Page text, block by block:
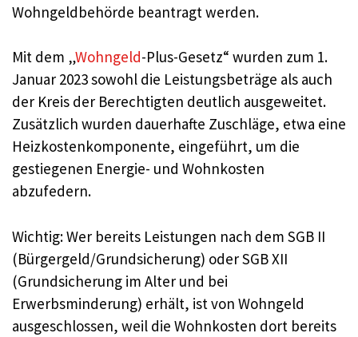
Wohngeldbehörde beantragt werden.
Mit dem „Wohngeld-Plus-Gesetz“ wurden zum 1.
Januar 2023 sowohl die Leistungsbeträge als auch
der Kreis der Berechtigten deutlich ausgeweitet.
Zusätzlich wurden dauerhafte Zuschläge, etwa eine
Heizkostenkomponente, eingeführt, um die
gestiegenen Energie- und Wohnkosten
abzufedern.
Wichtig: Wer bereits Leistungen nach dem SGB II
(Bürgergeld/Grundsicherung) oder SGB XII
(Grundsicherung im Alter und bei
Erwerbsminderung) erhält, ist von Wohngeld
ausgeschlossen, weil die Wohnkosten dort bereits